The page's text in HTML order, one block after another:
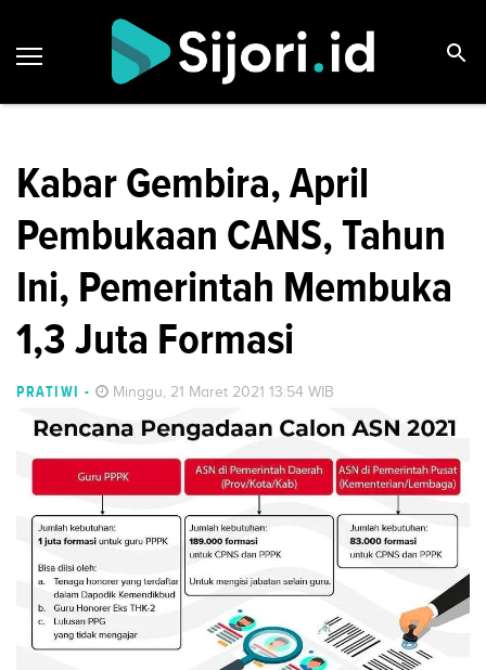
Kabar Gembira, April
Pembukaan CANS, Tahun
Ini, Pemerintah Membuka
1,3 Juta Formasi
PRATIWI - Minggu, 21 Maret 2021 13:54 WIB